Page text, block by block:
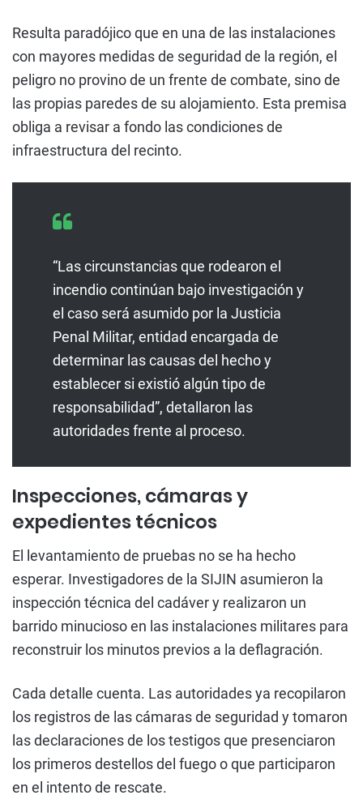
Resulta paradójico que en una de las instalaciones
con mayores medidas de seguridad de la región, el
peligro no provino de un frente de combate, sino de
las propias paredes de su alojamiento. Esta premisa
obliga a revisar a fondo las condiciones de
infraestructura del recinto.
“Las circunstancias que rodearon el
incendio continúan bajo investigación y
el caso será asumido por la Justicia
Penal Militar, entidad encargada de
determinar las causas del hecho y
establecer si existió algún tipo de
responsabilidad”, detallaron las
autoridades frente al proceso.
Inspecciones, cámaras y
expedientes técnicos
El levantamiento de pruebas no se ha hecho
esperar. Investigadores de la SIJIN asumieron la
inspección técnica del cadáver y realizaron un
barrido minucioso en las instalaciones militares para
reconstruir los minutos previos a la deflagración.
Cada detalle cuenta. Las autoridades ya recopilaron
los registros de las cámaras de seguridad y tomaron
las declaraciones de los testigos que presenciaron
los primeros destellos del fuego o que participaron
en el intento de rescate.